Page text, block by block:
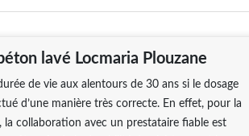
lavé Locmaria Plouzane
de vie aux alentours de 30 ans si le dosage
d’une manière très correcte. En effet, pour la
collaboration avec un prestataire fiable est